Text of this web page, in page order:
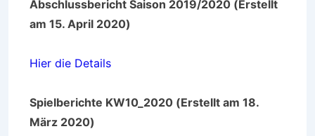
Abschlussbericht Saison 2019/2020 (Erstellt
am 15. April 2020)
Hier die Details
Spielberichte KW10_2020 (Erstellt am 18.
März 2020)